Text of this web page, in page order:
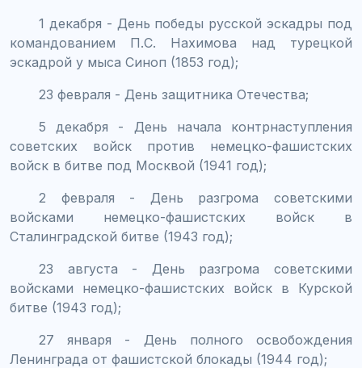
1 декабря - День победы русской эскадры под
командованием П.С. Нахимова над турецкой
эскадрой у мыса Синоп (1853 год);
23 февраля - День защитника Отечества;
5 декабря - День начала контрнаступления
советских войск против немецко-фашистских
войск в битве под Москвой (1941 год);
2 февраля - День разгрома советскими
войсками немецко-фашистских войск в
Сталинградской битве (1943 год);
23 августа - День разгрома советскими
войсками немецко-фашистских войск в Курской
битве (1943 год);
27 января - День полного освобождения
Ленинграда от фашистской блокады (1944 год);